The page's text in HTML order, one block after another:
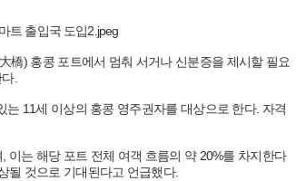
橋) 홍콩 포트에서 멈춰 서거나 신분증을 제시할 필요
.
11세 이상의 홍콩 영주권자를 대상으로 한다. 자격
이는 해당 포트 전체 여객 흐름의 약 20%를 차지한다
될 것으로 기대된다고 언급했다.